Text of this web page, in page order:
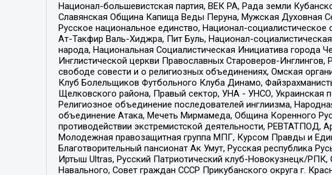
Национал-большевистская партия, ВЕК РА, Рада земли
Славянская Община Капища Веды Перуна, Мужская Духовная
Русское национальное единство, Национал-
Ат-Такфир Валь-Хиджра, Пит Буль, Национал-
народа, Национальная Социалистическая Инициатива города
Инглистической церкви Православных Староверов-
свободе совести и о религиозных объединениях, Омская
Клуб Болельщиков Футбольного Клуба Динамо,
Щелковского района, Правый сектор, УНА - УНСО, Украинская
Религиозное объединение последователей инглиизма,
объединение Атака, Мечеть Мирмамеда, Община Коренного
противодействии экстремистской деятельности, РЕВТАТПОД,
Молодежная правозащитная группа МПГ, Курсом Правды и
Благотворительный пансионат Ак Умут, Русская республика
Иртыш Ultras, Русский Патриотический клуб-Новокузнецк/
Навального, Совет граждан СССР Прикубанского округа г.